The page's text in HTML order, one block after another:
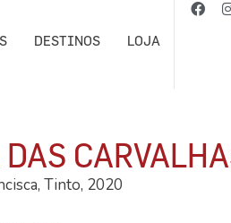
DESTINOS LOJA
Tinto, 2020